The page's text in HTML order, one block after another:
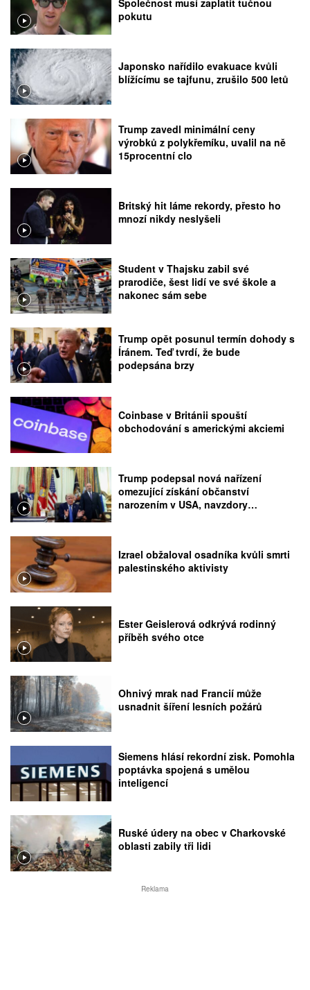
Společnost musí zaplatit tučnou
pokutu
Japonsko nařídilo evakuace kvůli
blížícímu se tajfunu, zrušilo 500 letů
Trump zavedl minimální ceny
výrobků z polykřemíku, uvalil na ně
15procentní clo
Britský hit láme rekordy, přesto ho
mnozí nikdy neslyšeli
Student v Thajsku zabil své
prarodiče, šest lidí ve své škole a
nakonec sám sebe
Trump opět posunul termín dohody s
Íránem. Teď tvrdí, že bude
podepsána brzy
Coinbase v Británii spouští
obchodování s americkými akciemi
Trump podepsal nová nařízení
omezující získání občanství
narozením v USA, navzdory
Izrael obžaloval osadníka kvůli smrti
palestinského aktivisty
Ester Geislerová odkrývá rodinný
příběh svého otce
Ohnivý mrak nad Francií může
usnadnit šíření lesních požárů
Siemens hlásí rekordní zisk. Pomohla
poptávka spojená s umělou
inteligencí
Ruské údery na obec v Charkovské
oblasti zabily tři lidi
Reklama